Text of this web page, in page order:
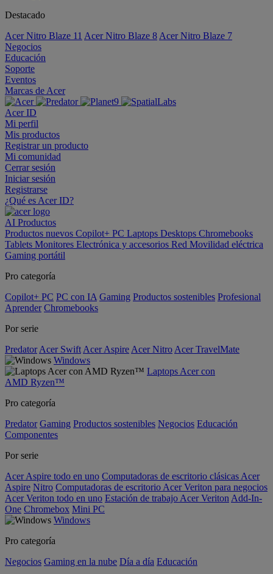
Destacado
Acer Nitro Blaze 11 Acer Nitro Blaze 8 Acer Nitro Blaze 7
Negocios
Educación
Soporte
Eventos
Marcas de Acer
Acer ID
Mi perfil
Mis productos
Registrar un producto
Mi comunidad
Cerrar sesión
Iniciar sesión
Registrarse
¿Qué es Acer ID?
AI Productos
Productos nuevos Copilot+ PC Laptops Desktops Chromebooks
Tablets Monitores Electrónica y accesorios Red Movilidad eléctrica
Gaming portátil
Pro categoría
Copilot+ PC PC con IA Gaming Productos sostenibles Profesional
Aprender Chromebooks
Por serie
Predator Acer Swift Acer Aspire Acer Nitro Acer TravelMate
Windows
Laptops Acer con
AMD Ryzen™
Pro categoría
Predator Gaming Productos sostenibles Negocios Educación
Componentes
Por serie
Acer Aspire todo en uno Computadoras de escritorio clásicas Acer
Aspire Nitro Computadoras de escritorio Acer Veriton para negocios
Acer Veriton todo en uno Estación de trabajo Acer Veriton Add-In-
One Chromebox Mini PC
Windows
Pro categoría
Negocios Gaming en la nube Día a día Educación